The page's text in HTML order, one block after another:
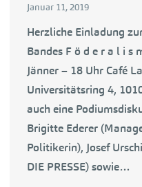
Januar 11, 2019
Herzliche Einladung
Bandes F ö d e r a l i s
Jänner – 18 Uhr Café
Universitätsring 4,
auch eine
Brigitte Ederer
Politikerin), Josef
DIE PRESSE) sowie…